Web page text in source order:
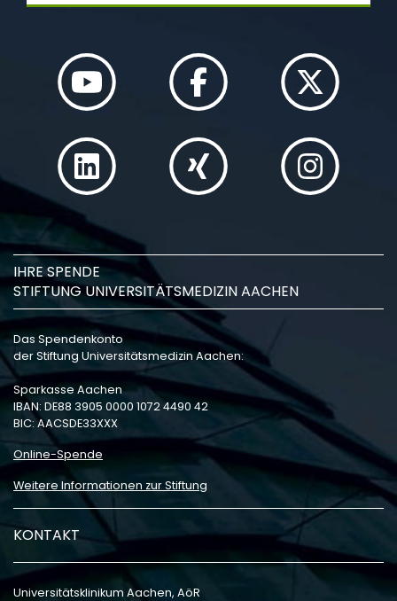
IHRE SPENDE
STIFTUNG UNIVERSITÄTSMEDIZIN AACHEN
Das Spendenkonto
der Stiftung Universitätsmedizin Aachen:
Sparkasse Aachen
IBAN: DE88 3905 0000 1072 4490 42
BIC: AACSDE33XXX
Online-Spende
Weitere Informationen zur Stiftung
KONTAKT
Universitätsklinikum Aachen, AöR